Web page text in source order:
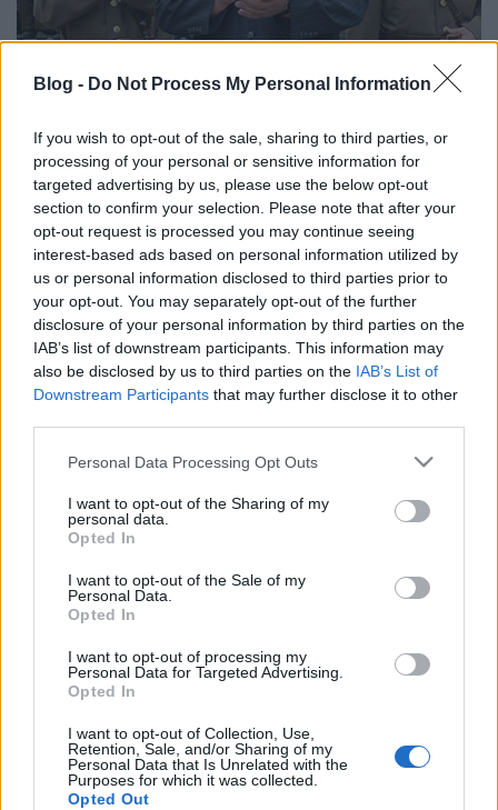
Blog - Do Not Process My Personal Information
If you wish to opt-out of the sale, sharing to third parties, or
processing of your personal or sensitive information for
targeted advertising by us, please use the below opt-out
section to confirm your selection. Please note that after your
opt-out request is processed you may continue seeing
interest-based ads based on personal information utilized by
us or personal information disclosed to third parties prior to
your opt-out. You may separately opt-out of the further
disclosure of your personal information by third parties on the
IAB’s list of downstream participants. This information may
also be disclosed by us to third parties on the IAB’s List of
Downstream Participants that may further disclose it to other
Please note that this website/app uses one or more Google
not limited to your visit or usage behaviour. You may click to
grant or deny consent to Google and its third-party tags to
use your data for below specified purposes in below Google
consent section.
Personal Data Processing Opt Outs
I want to opt-out of the Sharing of my
personal data.
Opted In
I want to opt-out of the Sale of my
Personal Data.
Opted In
I want to opt-out of processing my
Personal Data for Targeted Advertising.
Opted In
I want to opt-out of Collection, Use,
Retention, Sale, and/or Sharing of my
Personal Data that Is Unrelated with the
Purposes for which it was collected.
Opted Out
BEKIÁLTÁS: Kim Dzsongun harca a
Kabai Domokos Lajos•2020. március 19.
Észak-Korea vezetője akár egy újabb éhínséget is
vállal, hogy megelőzzék a nagy járványt. Sokan
aggódnak, miként birkózik meg a koronavírus-
járvánnyal a világtól elzárt Koreai Népi
Demokratikus Köztársaság (KNDK), vagyis Észak-
Korea. Erre a kérdésre igyekezett válaszolni Andrej
Lanykov a…
Trump a koreai egyesítés ellen
Kabai Domokos Lajos• 2018. június 15.